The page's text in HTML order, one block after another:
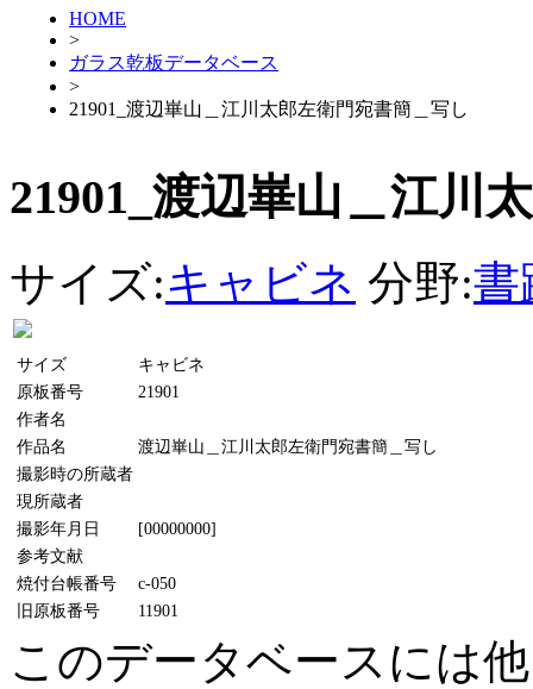
HOME
>
ガラス乾板データベース
>
21901_渡辺崋山＿江川太郎左衛門宛書簡＿写し
21901_渡辺崋山＿江川
サイズ:キャビネ 分野:書
サイズ
キャビネ
原板番号
21901
作者名
作品名
渡辺崋山＿江川太郎左衛門宛書簡＿写し
撮影時の所蔵者
現所蔵者
撮影年月日
[00000000]
参考文献
焼付台帳番号
c-050
旧原板番号
11901
このデータベースには